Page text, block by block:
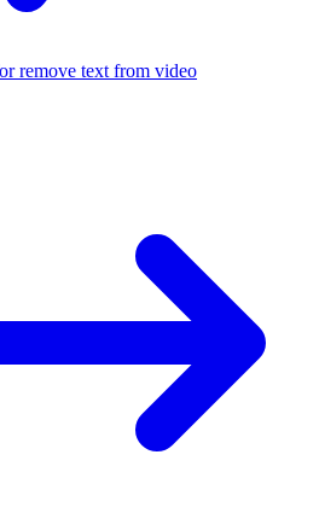
remove text from video